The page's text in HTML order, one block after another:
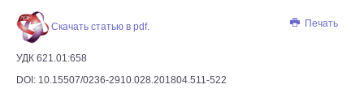
Печать
Скачать статью в pdf.
УДК 621.01:658
DOI: 10.15507/0236-2910.028.201804.511-522